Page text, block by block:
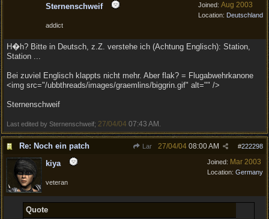
Joined: Aug 2003
Location: Deutschland
Sternenschweif
addict
H�h? Bitte in Deutsch, z.Z. verstehe ich (Achtung Englisch): Station,
Station ...
Bei zuviel Englisch klappts nicht mehr. Aber flak? = Flugabwehrkanone
<img src="/ubbthreads/images/graemlins/biggrin.gif" alt="" />
Sternenschweif
Last edited by Sternenschweif; 27/04/04 07:43 AM
Re: Noch ein patch Lar #222298
27/04/04 08:00 AM
Joined: Mar 2003
Location: Germany
kiya
veteran
Quote